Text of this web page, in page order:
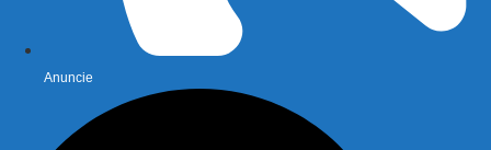
Anuncie